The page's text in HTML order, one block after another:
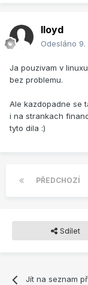
lloyd
Odesláno
Ja pouzivam v
bez problemu.
Ale kazdopadne se
i na strankach
tyto dila :)
PŘEDCHOZÍ
Sdílet
Jít na seznam